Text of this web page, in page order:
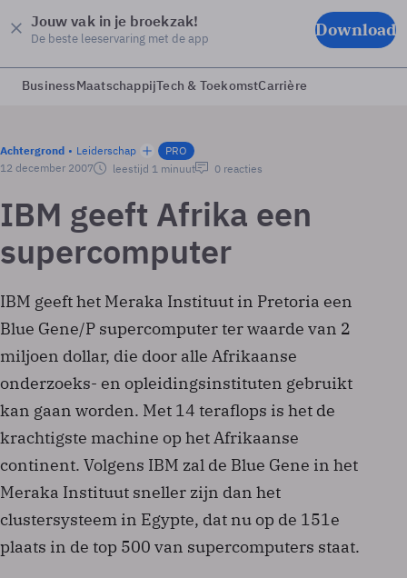
Jouw vak in je broekzak!
De beste leeservaring met de app Download
BusinessMaatschappijTech & ToekomstCarrière
Achtergrond Leiderschap
PRO
12 december 2007
leestijd 1 minuut 0 reacties
IBM geeft Afrika een
supercomputer
IBM geeft het Meraka Instituut in Pretoria een
Blue Gene/P supercomputer ter waarde van 2
miljoen dollar, die door alle Afrikaanse
onderzoeks- en opleidingsinstituten gebruikt
kan gaan worden. Met 14 teraflops is het de
krachtigste machine op het Afrikaanse
continent. Volgens IBM zal de Blue Gene in het
Meraka Instituut sneller zijn dan het
clustersysteem in Egypte, dat nu op de 151e
plaats in de top 500 van supercomputers staat.